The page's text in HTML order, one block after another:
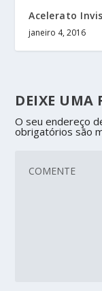
Acelerato
janeiro 4, 2016
DEIXE UMA
O seu endereço
obrigatórios são